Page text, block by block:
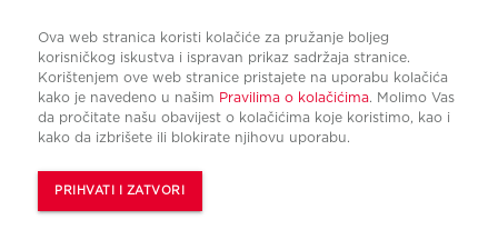
Ova web stranica koristi kolačiće za pružanje boljeg
korisničkog iskustva i ispravan prikaz sadržaja stranice.
Korištenjem ove web stranice pristajete na uporabu kolačića
kako je navedeno u našim Pravilima o kolačićima. Molimo Vas
da pročitate našu obavijest o kolačićima koje koristimo, kao i
kako da izbrišete ili blokirate njihovu uporabu.
PRIHVATI I ZATVORI
Uvjeti korištenja
Pravila privatnosti
Upravljanje kolačićima
© Copyright Cushman & Wakefield CBS international 2024.